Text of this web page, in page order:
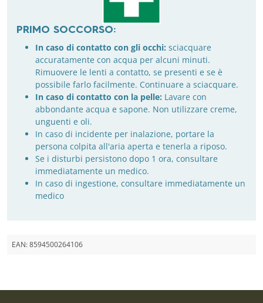
PRIMO SOCCORSO:
In caso di contatto con gli occhi: sciacquare
accuratamente con acqua per alcuni minuti.
Rimuovere le lenti a contatto, se presenti e se è
possibile farlo facilmente. Continuare a sciacquare.
In caso di contatto con la pelle: Lavare con
abbondante acqua e sapone. Non utilizzare creme,
unguenti e oli.
In caso di incidente per inalazione, portare la
persona colpita all'aria aperta e tenerla a riposo.
Se i disturbi persistono dopo 1 ora, consultare
immediatamente un medico.
In caso di ingestione, consultare immediatamente un
medico
EAN:8594500264106